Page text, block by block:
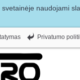
naudojami
Privatumo